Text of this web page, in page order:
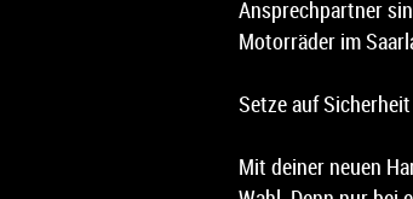
Ansprechpartner
Motorräder im
Setze auf
Mit deiner neuen